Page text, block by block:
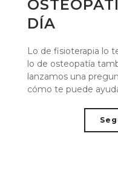
DÍA
Lo de fisioterapia lo
lo de osteopatía
lanzamos una
cómo te puede